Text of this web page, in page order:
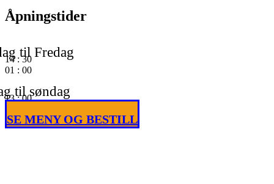
Åpningstider
til Fredag
14 : 30
01 : 00
til søndag
13: 00
SE MENY OG BESTILL